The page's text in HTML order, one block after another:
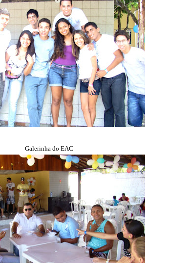
Galerinha do EAC